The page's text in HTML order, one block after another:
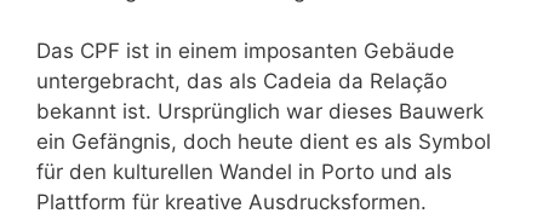
Das CPF ist in einem imposanten Gebäude
untergebracht, das als Cadeia da Relação
bekannt ist. Ursprünglich war dieses Bauwerk
ein Gefängnis, doch heute dient es als Symbol
für den kulturellen Wandel in Porto und als
Plattform für kreative Ausdrucksformen.